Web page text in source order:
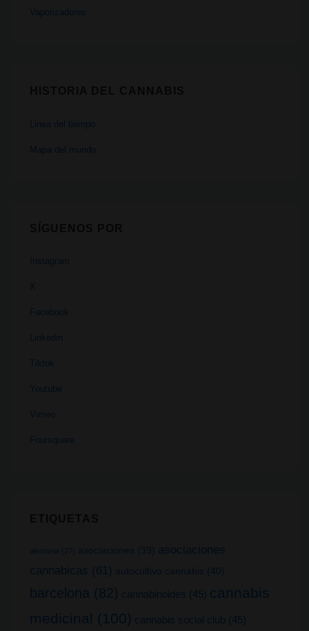
Vaporizadores
Linea del tiempo
Mapa del mundo
Instagram
X
Facebook
Linkedin
Tiktok
Youtube
Vimeo
Foursquare
alemania (27) asociaciones (39)
asociaciones
cannabicas (61) autocultivo cannabis (40)
barcelona (82) cannabinoides (45) cannabis
medicinal (100) cannabis social club (45)